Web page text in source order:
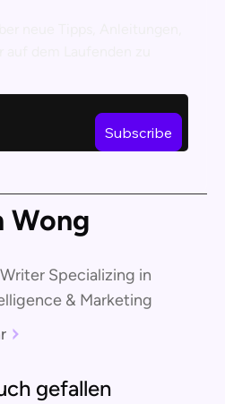
Wong
Specializing in
& Marketing
gefallen